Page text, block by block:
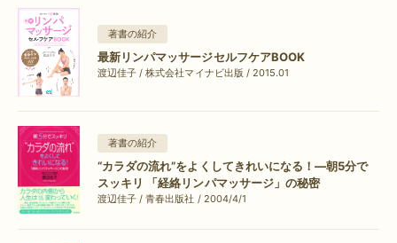
著書の紹介
最新リンパマッサージセルフケアBOOK
渡辺佳子 / 株式会社マイナビ出版 / 2015.01
著書の紹介
“カラダの流れ”をよくしてきれいになる！―朝5分で
スッキリ 「経絡リンパマッサージ」の秘密
渡辺佳子 / 青春出版社 / 2004/4/1